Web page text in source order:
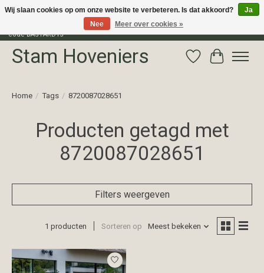
Profiteer van 15% korting op het gehele assortiment van The Bastard met
code BASTARD15
Stam Hoveniers Verlanglijst
Home / Tags / 8720087028651
Producten getagd met
8720087028651
Filters weergeven
1 producten Sorteren op Meest bekeken
Wij slaan cookies op om onze website te verbeteren. Is dat akkoord?
Ja
Nee
Meer over cookies »